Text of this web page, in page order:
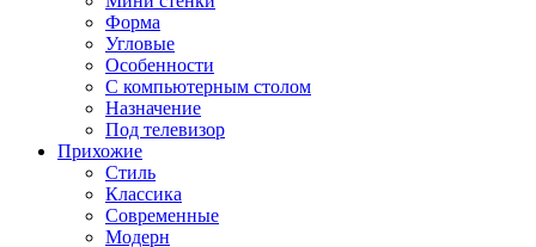
Форма
Угловые
Особенности
С компьютерным столом
Назначение
Под телевизор
Прихожие
Стиль
Классика
Современные
Модерн